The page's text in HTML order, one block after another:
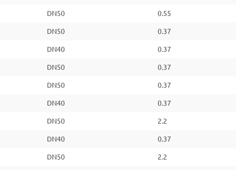
DN50 0.55
DN50 0.37
DN40 0.37
DN50 0.37
DN50 0.37
DN40 0.37
DN50 2.2
DN40 0.37
DN50 2.2